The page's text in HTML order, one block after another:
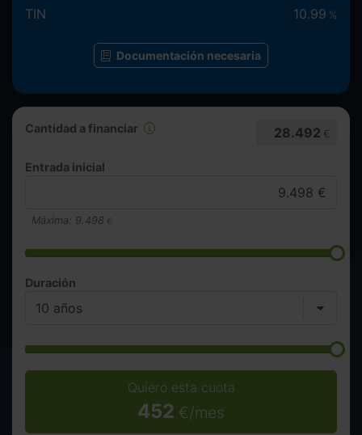
Cantidad a financiar 28.492 €
Entrada inicial
Máxima: 9.498 €
Duración
Quiero esta cuota
452 €/mes
TIN 10.99 %
Documentación necesaria